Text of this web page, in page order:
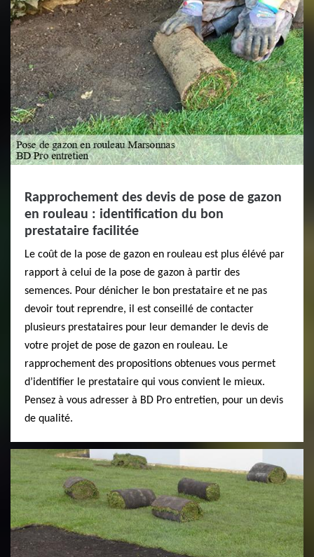
Rapprochement des devis de pose de gazon
en rouleau : identification du bon
prestataire facilitée
Le coût de la pose de gazon en rouleau est plus élévé par
rapport à celui de la pose de gazon à partir des
semences. Pour dénicher le bon prestataire et ne pas
devoir tout reprendre, il est conseillé de contacter
plusieurs prestataires pour leur demander le devis de
votre projet de pose de gazon en rouleau. Le
rapprochement des propositions obtenues vous permet
d’identifier le prestataire qui vous convient le mieux.
Pensez à vous adresser à BD Pro entretien, pour un devis
de qualité.